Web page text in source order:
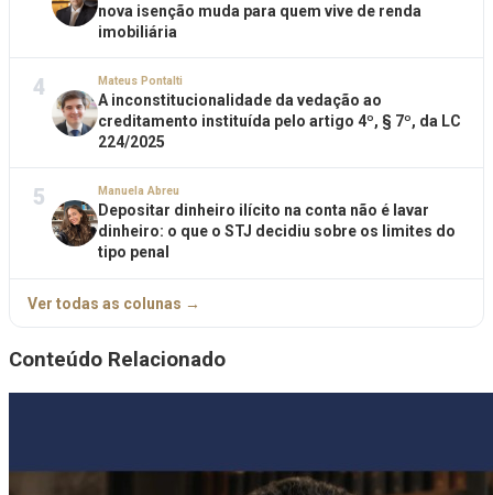
nova isenção muda para quem vive de renda
imobiliária
4 Mateus Pontalti
A inconstitucionalidade da vedação ao
creditamento instituída pelo artigo 4º, § 7º, da LC
224/2025
5 Manuela Abreu
Depositar dinheiro ilícito na conta não é lavar
dinheiro: o que o STJ decidiu sobre os limites do
tipo penal
Ver todas as colunas →
Conteúdo Relacionado